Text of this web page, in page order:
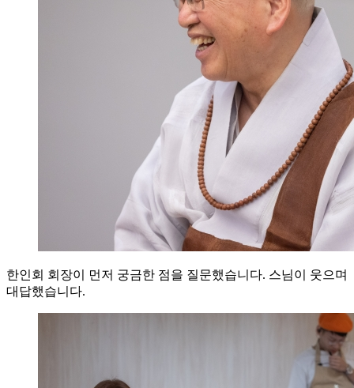
한인회 회장이 먼저 궁금한 점을 질문했습니다. 스님이 웃으며
대답했습니다.